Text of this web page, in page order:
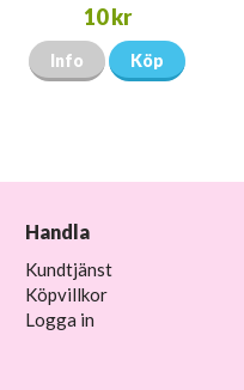
10 kr
Info Köp
Handla
Kundtjänst
Köpvillkor
Logga in